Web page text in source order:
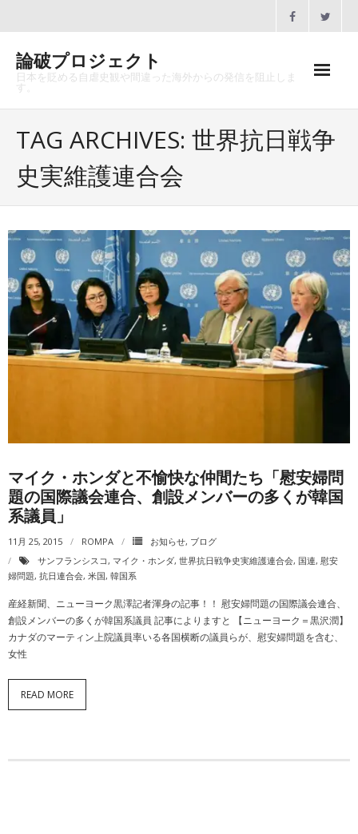
論破プロジェクト
日本を貶める自虐史観や間違った海外からの発信を阻止しま
す。
沿革
協賛のお願い
講演会一覧
お問合せ
動画一覧
TAG ARCHIVES: 世界抗日戦争
史実維護連合会
マイク・ホンダと不愉快な仲間たち「慰安婦問
題の国際議会連合、創設メンバーの多くが韓国
系議員」
11月 25, 2015 ROMPA お知らせ, ブログ
サンフランシスコ , マイク・ホンダ, 世界抗日戦争史実維護連合会, 国連, 慰安
婦問題, 抗日連合会, 米国, 韓国系
産経新聞、ニューヨーク黒澤記者渾身の記事！！ 慰安婦問題の国際議会連合、
創設メンバーの多くが韓国系議員 記事によりますと 【ニューヨーク＝黒沢潤】
カナダのマーティン上院議員率いる各国横断の議員らが、慰安婦問題を含む、
女性
READ MORE